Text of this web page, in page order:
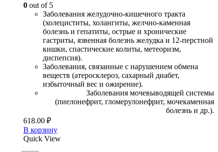
0 out of 5
Заболевания желудочно-кишечного тракта
(холециститы, холангиты, желчно-каменная
болезнь и гепатиты, острые и хронические
гастриты, язвенная болезнь желудка и 12-перстной
кишки, спастические колиты, метеоризм,
диспепсия).
Заболевания, связанные с нарушением обмена
веществ (атеросклероз, сахарный диабет,
избыточный вес и ожирение).
Заболевания мочевыводящей системы
(пиелонефрит, гломерулонефрит, мочекаменная
болезнь и др.).
618.00 ₽
В корзину
Quick View